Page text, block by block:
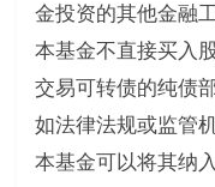
金投资的其他金融工
本基金不直接买入
交易可转债的纯债部
如法律法规或监管
本基金可以将其纳